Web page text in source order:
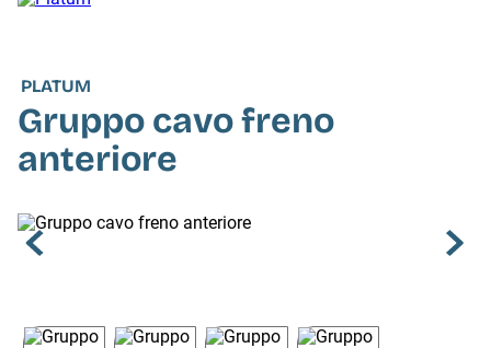
PLATUM
Gruppo cavo freno
anteriore